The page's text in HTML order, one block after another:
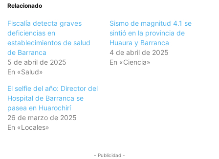
Relacionado
Fiscalía detecta graves
deficiencias en
establecimientos de salud
de Barranca
5 de abril de 2025
En «Salud»
Sismo de magnitud 4.1 se
sintió en la provincia de
Huaura y Barranca
4 de abril de 2025
En «Ciencia»
El selfie del año: Director del
Hospital de Barranca se
pasea en Huarochirí
26 de marzo de 2025
En «Locales»
- Publicidad -